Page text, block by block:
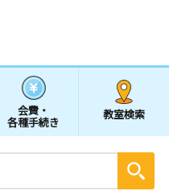
会費・
各種手続き
教室検索